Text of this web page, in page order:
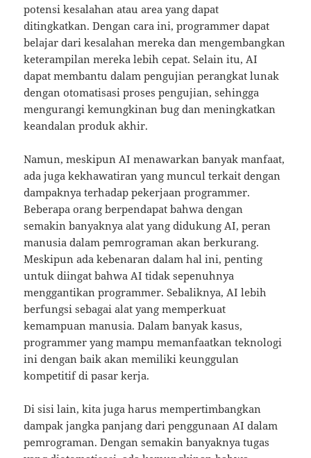
potensi kesalahan atau area yang dapat
ditingkatkan. Dengan cara ini, programmer dapat
belajar dari kesalahan mereka dan mengembangkan
keterampilan mereka lebih cepat. Selain itu, AI
dapat membantu dalam pengujian perangkat lunak
dengan otomatisasi proses pengujian, sehingga
mengurangi kemungkinan bug dan meningkatkan
keandalan produk akhir.
Namun, meskipun AI menawarkan banyak manfaat,
ada juga kekhawatiran yang muncul terkait dengan
dampaknya terhadap pekerjaan programmer.
Beberapa orang berpendapat bahwa dengan
semakin banyaknya alat yang didukung AI, peran
manusia dalam pemrograman akan berkurang.
Meskipun ada kebenaran dalam hal ini, penting
untuk diingat bahwa AI tidak sepenuhnya
menggantikan programmer. Sebaliknya, AI lebih
berfungsi sebagai alat yang memperkuat
kemampuan manusia. Dalam banyak kasus,
programmer yang mampu memanfaatkan teknologi
ini dengan baik akan memiliki keunggulan
kompetitif di pasar kerja.
Di sisi lain, kita juga harus mempertimbangkan
dampak jangka panjang dari penggunaan AI dalam
pemrograman. Dengan semakin banyaknya tugas